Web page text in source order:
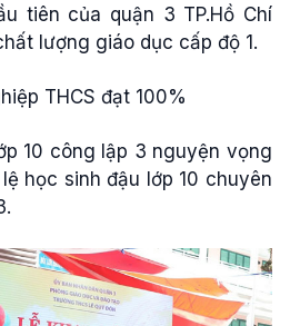
tiên của quận 3 TP.Hồ Chí
lượng giáo dục cấp độ 1.
THCS đạt 100%
10 công lập 3 nguyện vọng
học sinh đậu lớp 10 chuyên